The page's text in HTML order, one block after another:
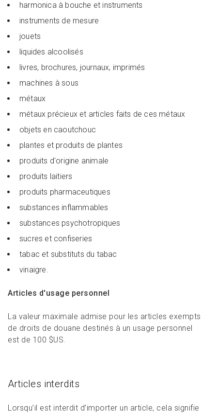
harmonica à bouche et instruments
instruments de mesure
jouets
liquides alcoolisés
livres, brochures, journaux, imprimés
machines à sous
métaux
métaux précieux et articles faits de ces métaux
objets en caoutchouc
plantes et produits de plantes
produits d'origine animale
produits laitiers
produits pharmaceutiques
substances inflammables
substances psychotropiques
sucres et confiseries
tabac et substituts du tabac
vinaigre.
Articles d'usage personnel
La valeur maximale admise pour les articles exempts
de droits de douane destinés à un usage personnel
est de 100 $US.
Articles interdits
Lorsqu’il est interdit d’importer un article, cela signifie